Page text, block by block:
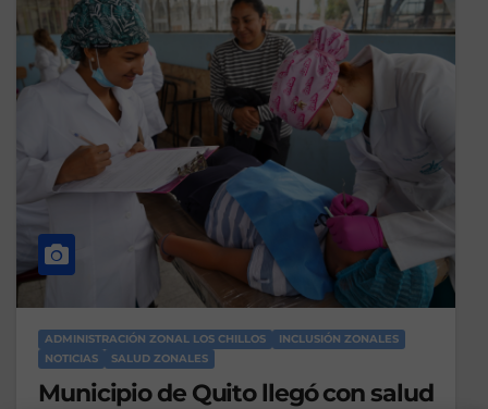
ADMINISTRACIÓN ZONAL LOS CHILLOS
INCLUSIÓN ZONALES
NOTICIAS
SALUD ZONALES
Municipio de Quito llegó con salud